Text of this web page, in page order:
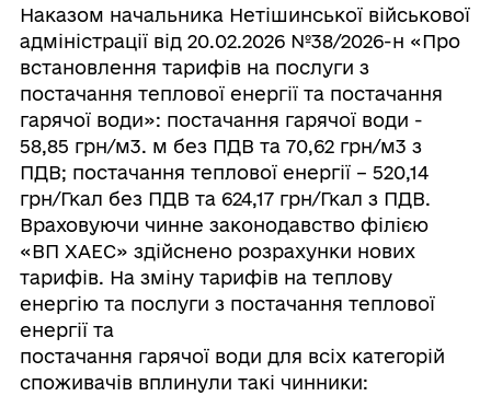
Наказом начальника Нетішинської військової
адміністрації від 20.02.2026 №38/2026-н «Про
встановлення тарифів на послуги з
постачання теплової енергії та постачання
гарячої води»: постачання гарячої води -
58,85 грн/м3. м без ПДВ та 70,62 грн/м3 з
ПДВ; постачання теплової енергії – 520,14
грн/Гкал без ПДВ та 624,17 грн/Гкал з ПДВ.
Враховуючи чинне законодавство філією
«ВП ХАЕС» здійснено розрахунки нових
тарифів. На зміну тарифів на теплову
енергію та послуги з постачання теплової
енергії та
постачання гарячої води для всіх категорій
споживачів вплинули такі чинники: